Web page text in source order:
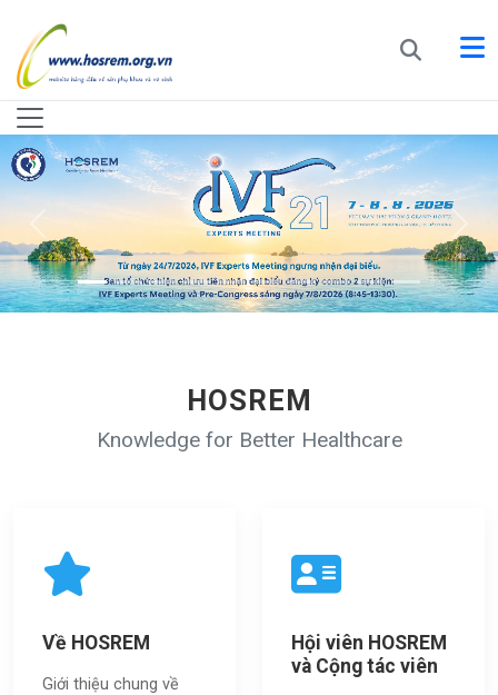
HOSREM
Knowledge for Better Healthcare
Về HOSREM
Giới thiệu chung về
Hội viên HOSREM
và Cộng tác viên